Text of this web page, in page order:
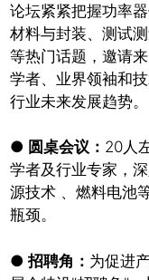
论坛紧紧把握功率
材料与封装、测试
等热门话题，邀请
学者、业界领袖和
行业未来发展趋势。
● 圆桌会议： 20人
学者及行业专家，
源技术 、燃料电池
瓶颈。
● 招聘角： 为促进